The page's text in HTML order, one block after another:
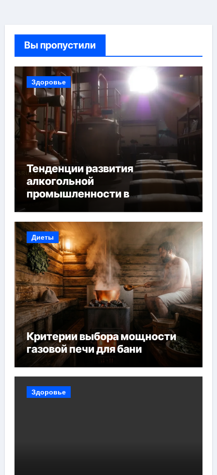
Вы пропустили
Здоровье
Тенденции развития
алкогольной
промышленности в
Диеты
Критерии выбора мощности
газовой печи для бани
Здоровье